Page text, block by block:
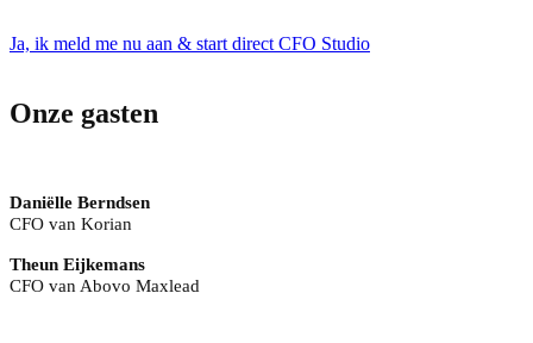
Ja, ik meld me nu aan & start direct CFO Studio
Onze gasten
Daniëlle Berndsen
CFO van Korian
Theun Eijkemans
CFO van Abovo Maxlead